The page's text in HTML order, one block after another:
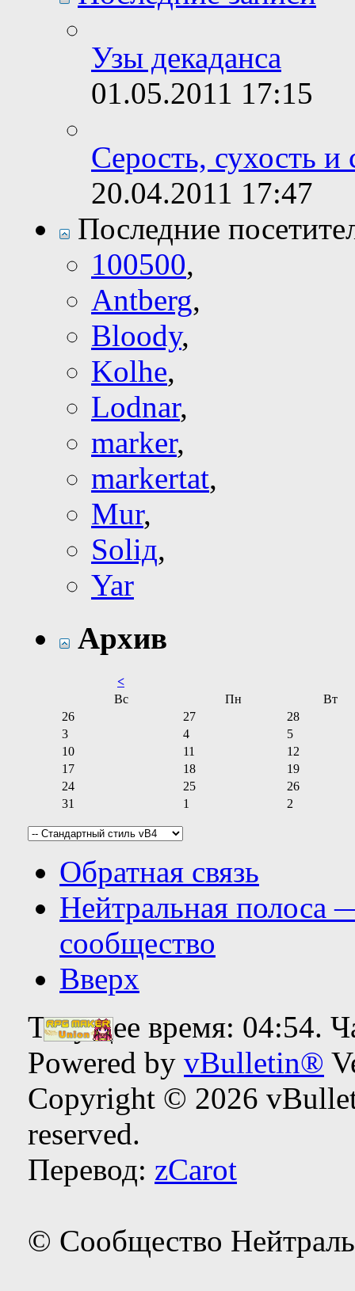
Узы декаданса
01.05.2011 17:15
Серость, сухость и
20.04.2011 17:47
Последние
100500,
Antberg,
Bloody,
Kolhe,
Lodnar,
marker,
markertat,
Mur,
Soliд,
Yar
Архив
<
Вс
Пн
Вт
26
27
28
3
4
5
10
11
12
17
18
19
24
25
26
31
1 2
Обратная связь
Нейтральная полоса
сообщество
Вверх
Текущее время: 04:54.
Powered by vBulletin®
Copyright © 2026
reserved.
Перевод: zCarot
© Сообщество